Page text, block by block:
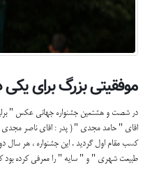
موفقیتی بزرگ برای یکی
در شصت و هشتمین جشنواره جهانی عکس "
اقای " حامد مجدی " ( پدر : اقای ناصر
کسب مقام اول گردید . این جشنواره ، هر سال
طبیعت شهری " و " سایه " را معرفی کرده